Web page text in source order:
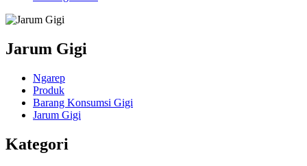
Jarum Gigi
Ngarep
Produk
Barang Konsumsi Gigi
Jarum Gigi
Kategori